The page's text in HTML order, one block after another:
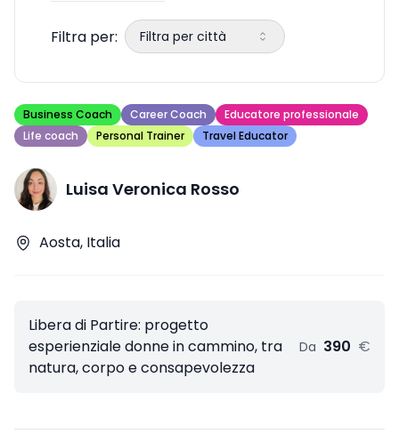
Filtra per: Filtra per città
Business Coach Career Coach
Educatore professionale
Life coach
Personal Trainer Travel Educator
Luisa Veronica Rosso
Aosta, Italia
Libera di Partire: progetto
esperienziale donne in cammino, tra
natura, corpo e consapevolezza
Da 390 €